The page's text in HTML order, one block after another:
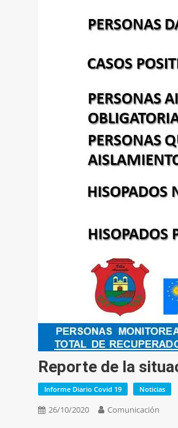
Reporte de la
Informe Diario Covid 19 Noticias
26/10/2020 Comunicación